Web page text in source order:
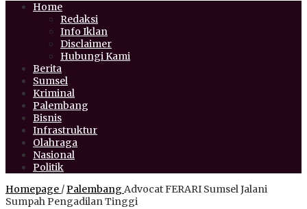
Home
Redaksi
Info Iklan
Disclaimer
Hubungi Kami
Berita
Sumsel
Kriminal
Palembang
Bisnis
Infrastruktur
Olahraga
Nasional
Politik
Homepage /Palembang Advocat FERARI Sumsel Jalani
Sumpah Pengadilan Tinggi